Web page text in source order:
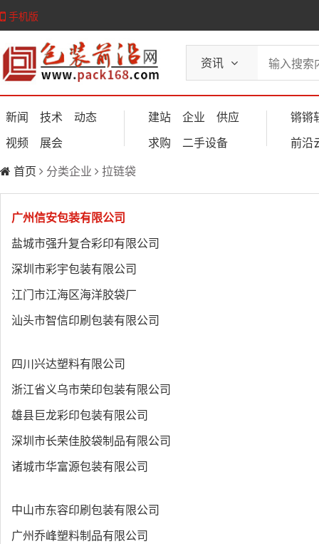
手机版
资讯
新闻 技术
动态
视频
展会
建站 企业
供应
求购
二手设备
锵锵
前沿
首页
分类企业 拉链袋
广州信安包装有限公司
盐城市强升复合彩印有限公司
深圳市彩宇包装有限公司
江门市江海区海洋胶袋厂
汕头市智信印刷包装有限公司
四川兴达塑料有限公司
浙江省义乌市荣印包装有限公司
雄县巨龙彩印包装有限公司
深圳市长荣佳胶袋制品有限公司
诸城市华富源包装有限公司
中山市东容印刷包装有限公司
广州乔峰塑料制品有限公司